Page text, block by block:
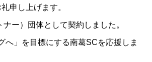
申し上げます。
ー）団体として契約しました。
へ」を目標にする南葛SCを応援しま